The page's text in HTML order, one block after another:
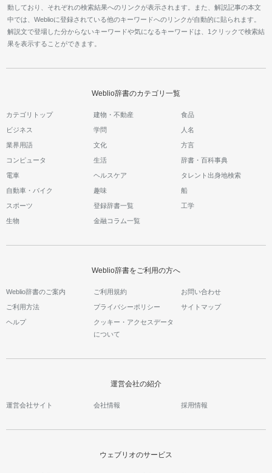
動しており、それぞれの検索結果へのリンクが表示されます。また、解説記事の本文
中では、Weblioに登録されている他のキーワードへのリンクが自動的に貼られます。
解説文で登場した分からないキーワードや気になるキーワードは、1クリックで検索結
果を表示することができます。
Weblio辞書のカテゴリ一覧
カテゴリトップ 建物・不動産 食品
ビジネス 学問 人名
業界用語 文化 方言
コンピュータ 生活 辞書・百科事典
電車 ヘルスケア タレント出身地検索
自動車・バイク 趣味 船
スポーツ 登録辞書一覧 工学
生物 金融コラム一覧
Weblio辞書をご利用の方へ
Weblio辞書のご案内 ご利用規約 お問い合わせ
ご利用方法 プライバシーポリシー サイトマップ
ヘルプ
クッキー・アクセスデータ
について
運営会社の紹介
運営会社サイト 会社情報 採用情報
ウェブリオのサービス